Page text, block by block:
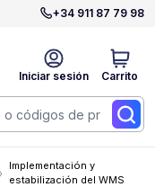
+34 911 87 79 98
Iniciar sesión Carrito
Implementación y
estabilización del WMS